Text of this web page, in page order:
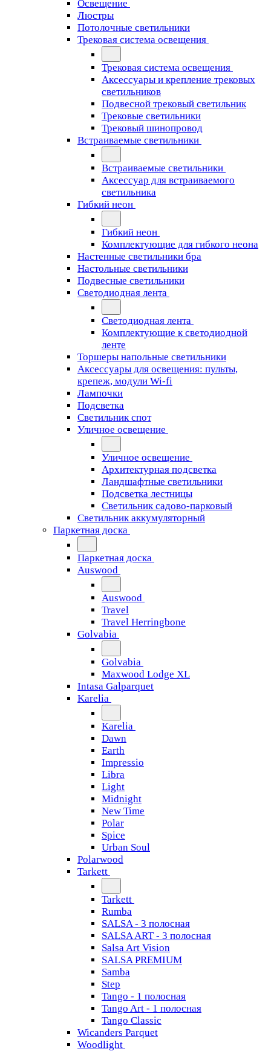
Освещение
Люстры
Потолочные светильники
Трековая система освещения
Трековая система освещения
Аксессуары и крепление трековых
светильников
Подвесной трековый светильник
Трековые светильники
Трековый шинопровод
Встраиваемые светильники
Встраиваемые светильники
Аксессуар для встраиваемого
светильника
Гибкий неон
Гибкий неон
Комплектующие для гибкого неона
Настенные светильники бра
Настольные светильники
Подвесные светильники
Светодиодная лента
Светодиодная лента
Комплектующие к светодиодной
ленте
Торшеры напольные светильники
Аксессуары для освещения: пульты,
крепеж, модули Wi-fi
Лампочки
Подсветка
Светильник спот
Уличное освещение
Уличное освещение
Архитектурная подсветка
Ландшафтные светильники
Подсветка лестницы
Светильник садово-парковый
Светильник аккумуляторный
Паркетная доска
Паркетная доска
Auswood
Auswood
Travel
Travel Herringbone
Golvabia
Golvabia
Maxwood Lodge XL
Intasa Galparquet
Karelia
Karelia
Dawn
Earth
Impressio
Libra
Light
Midnight
New Time
Polar
Spice
Urban Soul
Polarwood
Tarkett
Tarkett
Rumba
SALSA - 3 полосная
SALSA ART - 3 полосная
Salsa Art Vision
SALSA PREMIUM
Samba
Step
Tango - 1 полосная
Tango Art - 1 полосная
Tango Classiс
Wicanders Parquet
Woodlight